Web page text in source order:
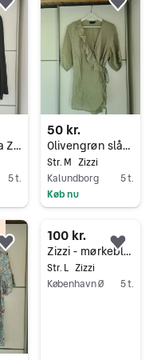
Sort bluse fra Zizzi str. M
5 t.
Føj til favoritter.
50 kr.
Olivengrøn slåombluse fra Zizzi str. M
Str. M Zizzi
Kalundborg
5 t.
Køb nu
Føj til favoritter.
100 kr.
Zizzi - mørkeblå kjole
Str. L Zizzi
København Ø
5 t.
Føj